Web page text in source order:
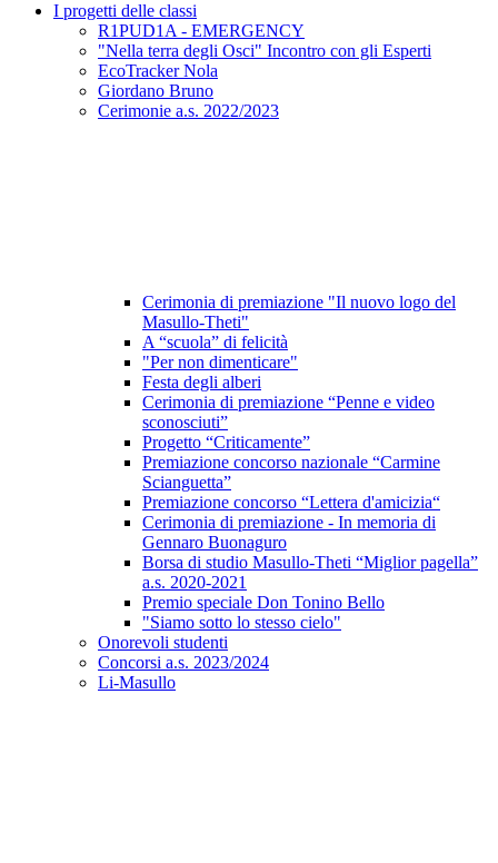
I progetti delle classi
R1PUD1A - EMERGENCY
"Nella terra degli Osci" Incontro con gli Esperti
EcoTracker Nola
Giordano Bruno
Cerimonie a.s. 2022/2023
Cerimonia di premiazione "Il nuovo logo del
Masullo-Theti"
A “scuola” di felicità
"Per non dimenticare"
Festa degli alberi
Cerimonia di premiazione “Penne e video
sconosciuti”
Progetto “Criticamente”
Premiazione concorso nazionale “Carmine
Scianguetta”
Premiazione concorso “Lettera d'amicizia“
Cerimonia di premiazione - In memoria di
Gennaro Buonaguro
Borsa di studio Masullo-Theti “Miglior pagella”
a.s. 2020-2021
Premio speciale Don Tonino Bello
"Siamo sotto lo stesso cielo"
Onorevoli studenti
Concorsi a.s. 2023/2024
Li-Masullo